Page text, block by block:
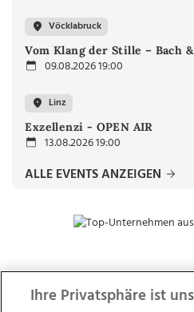
Vöcklabruck
Vom Klang der Stille – Bach
09.08.2026 19:00
Linz
Exzellenzi - OPEN AIR
13.08.2026 19:00
ALLE EVENTS ANZEIGEN
ZUR
Ihre Privatsphäre ist